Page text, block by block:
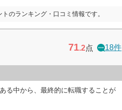
のランキング・口コミ情報です。
71.2点 18件
る中から、最終的に転職することが